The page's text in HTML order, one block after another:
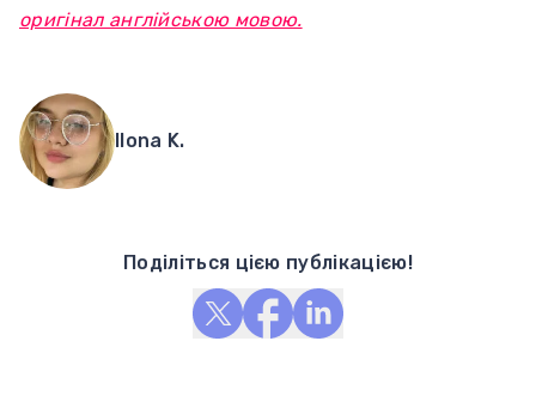
оригінал англійською мовою.
Ilona K.
Поділіться цією публікацією!